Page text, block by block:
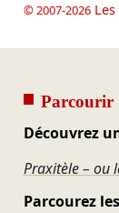
© 2007-2026Les
Parcourir
Découvrez
Praxitèle – ou
Parcourez